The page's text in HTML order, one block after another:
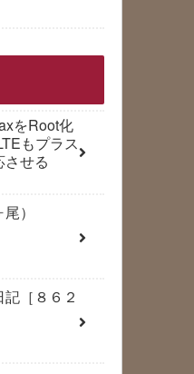
をRoot化
もプラス
させる
）
［８６２